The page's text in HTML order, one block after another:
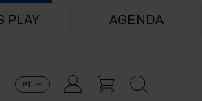
PLAY AGENDA
PT